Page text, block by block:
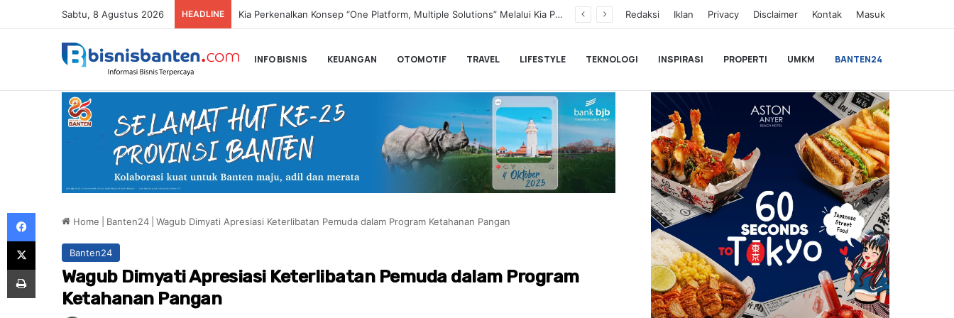
Sabtu, 8 Agustus 2026 HEADLINE Transformasi Digital Perkuat Layanan, Bank bjb Raih Lima Titanium Awards pada PRIMA Awards 2026 Redaksi Iklan Privacy Disclaimer Kontak Masuk
INFO BISNIS KEUANGAN OTOMOTIF TRAVEL LIFESTYLE TEKNOLOGI INSPIRASI PROPERTI UMKM BANTEN24
Home Banten24 Wagub Dimyati Apresiasi Keterlibatan Pemuda dalam Program Ketahanan Pangan
Banten24
Wagub Dimyati Apresiasi Keterlibatan Pemuda dalam Program
Ketahanan Pangan